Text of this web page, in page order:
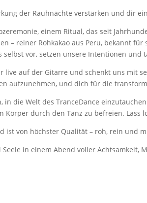
der Rauhnächte verstärken und dir
einem Ritual, das seit
– reiner Rohkakao aus Peru, bekannt
selbst vor, setzen unsere Intentionen und
live auf der Gitarre und schenkt uns mit
aufzunehmen, und dich für die
in die Welt des TranceDance
Körper durch den Tanz zu befreien.
ist von höchster Qualität – roh, rein und
in einem Abend voller